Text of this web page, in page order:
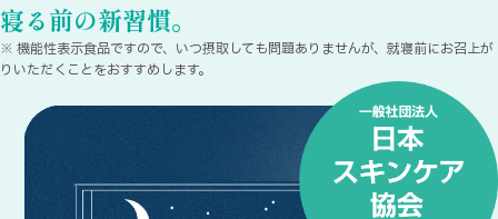
寝る前の新習慣。
機能性表示食品ですので、いつ摂取しても問題ありませんが、 就寝前にお召上が
りいただくことをおすすめします。